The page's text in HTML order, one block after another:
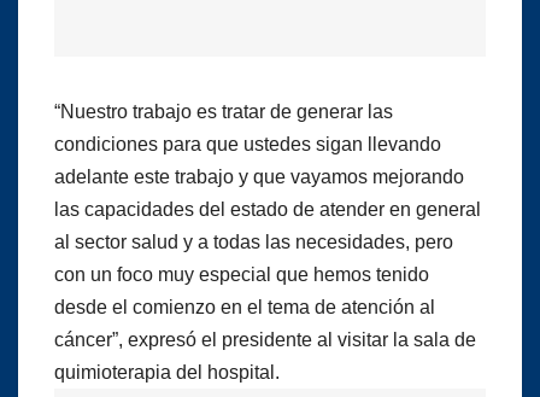
“Nuestro trabajo es tratar de generar las
condiciones para que ustedes sigan llevando
adelante este trabajo y que vayamos mejorando
las capacidades del estado de atender en general
al sector salud y a todas las necesidades, pero
con un foco muy especial que hemos tenido
desde el comienzo en el tema de atención al
cáncer”, expresó el presidente al visitar la sala de
quimioterapia del hospital.